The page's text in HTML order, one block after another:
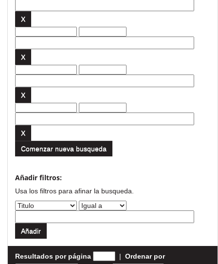
Comenzar nueva busqueda
Añadir filtros:
Usa los filtros para afinar la busqueda.
Resultados por página | Ordenar por